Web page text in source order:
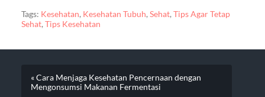
Tags: Kesehatan, Kesehatan Tubuh, Sehat, Tips Agar Tetap
Sehat, Tips Kesehatan
« Cara Menjaga Kesehatan Pencernaan dengan
Mengonsumsi Makanan Fermentasi